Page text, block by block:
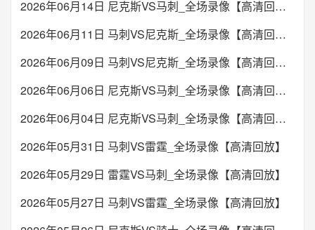
2026年06月14日 尼克斯VS马刺_全场录像【高清回放】
2026年06月11日 马刺VS尼克斯_全场录像【高清回放】
2026年06月09日 马刺VS尼克斯_全场录像【高清回放】
2026年06月06日 尼克斯VS马刺_全场录像【高清回放】
2026年06月04日 尼克斯VS马刺_全场录像【高清回放】
2026年05月31日 马刺VS雷霆_全场录像【高清回放】
2026年05月29日 雷霆VS马刺_全场录像【高清回放】
2026年05月27日 马刺VS雷霆_全场录像【高清回放】